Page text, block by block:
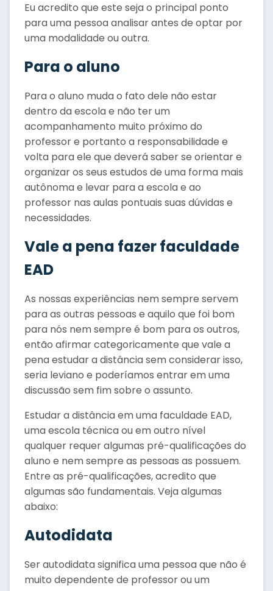
Eu acredito que este seja o principal ponto
para uma pessoa analisar antes de optar por
uma modalidade ou outra.
Para o aluno
Para o aluno muda o fato dele não estar
dentro da escola e não ter um
acompanhamento muito próximo do
professor e portanto a responsabilidade e
volta para ele que deverá saber se orientar e
organizar os seus estudos de uma forma mais
autônoma e levar para a escola e ao
professor nas aulas pontuais suas dúvidas e
necessidades.
Vale a pena fazer faculdade
EAD
As nossas experiências nem sempre servem
para as outras pessoas e aquilo que foi bom
para nós nem sempre é bom para os outros,
então afirmar categoricamente que vale a
pena estudar a distância sem considerar isso,
seria leviano e poderíamos entrar em uma
discussão sem fim sobre o assunto.
Estudar a distância em uma faculdade EAD,
uma escola técnica ou em outro nível
qualquer requer algumas pré-qualificações do
aluno e nem sempre as pessoas as possuem.
Entre as pré-qualificações, acredito que
algumas são fundamentais. Veja algumas
abaixo:
Autodidata
Ser autodidata significa uma pessoa que não é
muito dependente de professor ou um